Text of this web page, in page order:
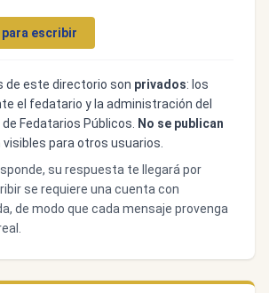
para escribir
de este directorio son privados: los
el fedatario y la administración del
Fedatarios Públicos.
No se publican
visibles para otros usuarios.
su respuesta te llegará por
se requiere una cuenta con
de modo que cada mensaje provenga